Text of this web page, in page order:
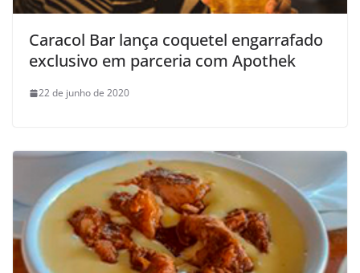
Caracol Bar lança coquetel engarrafado
exclusivo em parceria com Apothek
22 de junho de 2020